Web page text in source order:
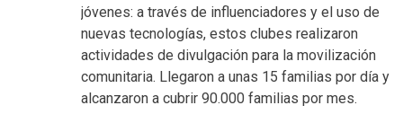
jóvenes: a través de influenciadores y el uso de
nuevas tecnologías, estos clubes realizaron
actividades de divulgación para la movilización
comunitaria. Llegaron a unas 15 familias por día y
alcanzaron a cubrir 90.000 familias por mes.